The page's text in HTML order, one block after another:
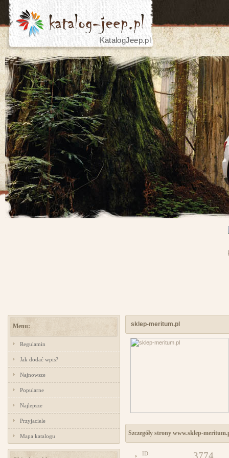
KatalogJeep.pl
Menu:
Regulamin
Jak dodać wpis?
Najnowsze
Popularne
Najlepsze
Przyjaciele
Mapa katalogu
sklep-meritum.pl
Szczegóły strony www.sklep-
ID: 3774